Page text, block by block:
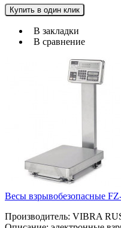
Купить в один клик
В закладки
В сравнение
Весы взрывобезопасные
Производитель: VIBRA